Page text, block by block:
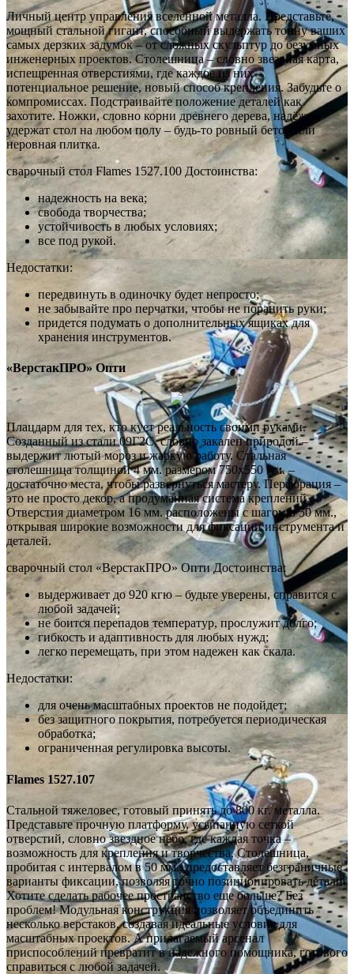
Личный центр управления вселенной металла. Представьте,
мощный стальной гигант, способный выдержать тонну ваших
самых дерзких задумок – от сложных скульптур до безумных
инженерных проектов. Столешница – словно звездная карта,
испещренная отверстиями, где каждое из них –
потенциальное решение, новый способ крепления. Забудьте о
компромиссах. Подстраивайте положение деталей как
захотите. Ножки, словно корни древнего дерева, надёжно
удержат стол на любом полу – будь-то ровный бетон или
неровная плитка.
сварочный стол Flames 1527.100 Достоинства:
надежность на века;
свобода творчества;
устойчивость в любых условиях;
все под рукой.
Недостатки:
передвинуть в одиночку будет непросто;
не забывайте про перчатки, чтобы не поранить руки;
придется подумать о дополнительных ящиках для
хранения инструментов.
«ВерстакПРО» Опти
Плацдарм для тех, кто кует реальность своими руками.
Созданный из стали 09Г2С, словно закален природой –
выдержит лютый мороз и жаркую работу. Стальная
столешница толщиной 4 мм. размером 750х550 мм. –
достаточно места, чтобы развернуться мастеру. Перфорация –
это не просто декор, а продуманная система креплений.
Отверстия диаметром 16 мм. расположены с шагом в 50 мм.,
открывая широкие возможности для фиксации инструмента и
деталей.
сварочный стол «ВерстакПРО» Опти Достоинства:
выдерживает до 920 кгю – будьте уверены, справится с
любой задачей;
не боится перепадов температур, прослужит долго;
гибкость и адаптивность для любых нужд;
легко перемещать, при этом надежен как скала.
Недостатки:
для очень масштабных проектов не подойдет;
без защитного покрытия, потребуется периодическая
обработка;
ограниченная регулировка высоты.
Flames 1527.107
Стальной тяжеловес, готовый принять до 800 кг. металла.
Представьте прочную платформу, усыпанную сеткой
отверстий, словно звездное небо, где каждая точка –
возможность для крепления и творчества. Столешница,
пробитая с интервалом в 50 мм., предоставляет безграничные
варианты фиксации, позволяя точно позиционировать детали.
Хотите сделать рабочее пространство еще больше? Без
проблем! Модульная конструкция позволяет объединить
несколько верстаков, создавая идеальные условия для
масштабных проектов. А прилагаемый арсенал
приспособлений превратит в надежного помощника, готового
справиться с любой задачей.